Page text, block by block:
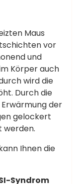
Maus
vor
und
Körper auch
wird die
Durch die
der
gelockert
werden.
Ihnen die
Syndrom